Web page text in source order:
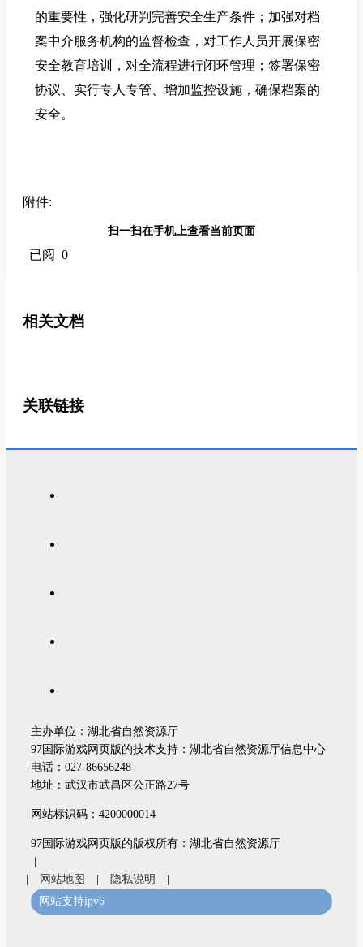
的重要性，强化研判完善安全生产条件；加强对档
案中介服务机构的监督检查，对工作人员开展保密
安全教育培训，对全流程进行闭环管理；签署保密
协议、实行专人专管、增加监控设施，确保档案的
安全。
附件:
扫一扫在手机上查看当前页面
已阅 0
相关文档
关联链接
主办单位：湖北省自然资源厅
97国际游戏网页版的技术支持：湖北省自然资源厅信息中心
电话：027-86656248
地址：武汉市武昌区公正路27号
网站标识码：4200000014
97国际游戏网页版的版权所有：湖北省自然资源厅
|
|
网站地图 | 隐私说明
|
网站支持ipv6